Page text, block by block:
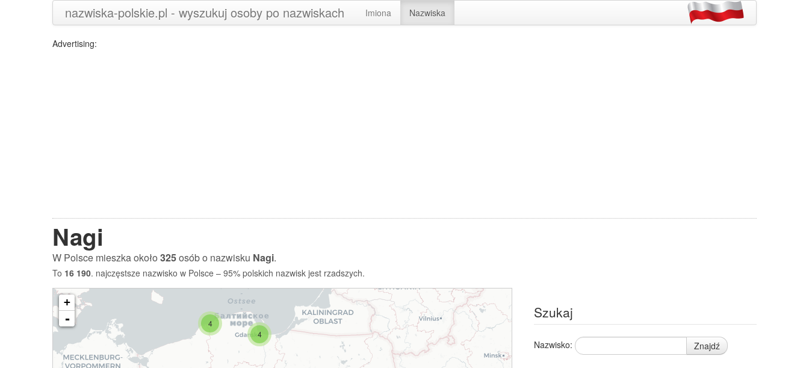
nazwiska-polskie.pl - wyszukuj osoby po nazwiskach Imiona Nazwiska
Advertising:
Nagi
W Polsce mieszka około325osób o nazwisku Nagi.
To 16 190. najczęstsze nazwisko w Polsce – 95% polskich nazwisk jest rzadszych.
4
4
+
- Szukaj
Nazwisko: Znajdź